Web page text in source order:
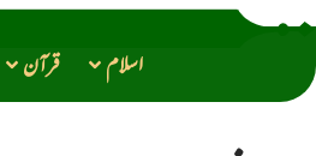
اسلام قرآن